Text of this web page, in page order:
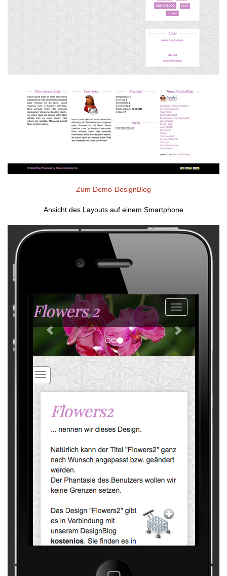
Zum Demo-DesignBlog
Ansicht des Layouts auf einem Smartphone